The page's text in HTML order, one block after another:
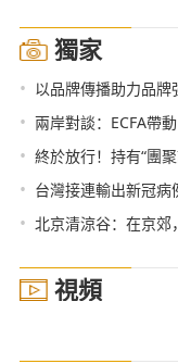
獨家
• 以品牌傳播助力品牌強國 中
• 兩岸對談：ECFA帶
• 終於放行！持有“團
• 台灣接連輸出新冠病
• 北京清涼谷：在京郊
視頻